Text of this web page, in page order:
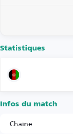
Statistiques
Infos du match
Chaîne